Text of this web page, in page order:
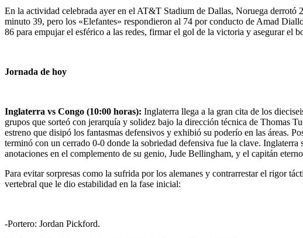
En la actividad celebrada ayer en el AT&T Stadium de Dallas, Noruega
minuto 39, pero los «Elefantes» respondieron al 74 por conducto de Amad
86 para empujar el esférico a las redes, firmar el gol de la victoria y asegurar el
Jornada de hoy
Inglaterra vs Congo (10:00 horas): Inglaterra llega a la gran cita de los
grupos que sorteó con jerarquía y solidez bajo la dirección técnica de Thomas
estreno que disipó los fantasmas defensivos y exhibió su poderío en las áreas.
terminó con un cerrado 0-0 donde la sobriedad defensiva fue la clave.
anotaciones en el complemento de su genio, Jude Bellingham, y el capitán
Para evitar sorpresas como la sufrida por los alemanes y contrarrestar el rigor
vertebral que le dio estabilidad en la fase inicial:
-Portero: Jordan Pickford.